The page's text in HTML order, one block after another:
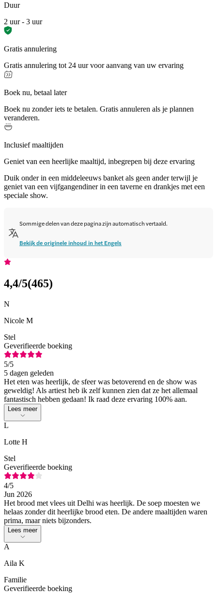
Duur
2 uur - 3 uur
Gratis annulering
Gratis annulering tot 24 uur voor aanvang van uw ervaring
Boek nu, betaal later
Boek nu zonder iets te betalen. Gratis annuleren als je plannen
veranderen.
Inclusief maaltijden
Geniet van een heerlijke maaltijd, inbegrepen bij deze ervaring
Duik onder in een middeleeuws banket als geen ander terwijl je
geniet van een vijfgangendiner in een taverne en drankjes met een
speciale show.
Sommige delen van deze pagina zijn automatisch vertaald.
Bekijk de originele inhoud in het Engels
4,4/5(465)
N
Nicole M
Stel
Geverifieerde boeking
5/5
5 dagen geleden
Het eten was heerlijk, de sfeer was betoverend en de show was
geweldig! Als artiest heb ik zelf kunnen zien dat ze het allemaal
fantastisch hebben gedaan! Ik raad deze ervaring 100% aan.
Lees meer
L
Lotte H
Stel
Geverifieerde boeking
4/5
Jun 2026
Het brood met vlees uit Delhi was heerlijk. De soep moesten we
helaas zonder dit heerlijke brood eten. De andere maaltijden waren
prima, maar niets bijzonders.
Lees meer
A
Aila K
Familie
Geverifieerde boeking